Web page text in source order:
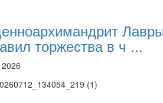
торжества в ч ...